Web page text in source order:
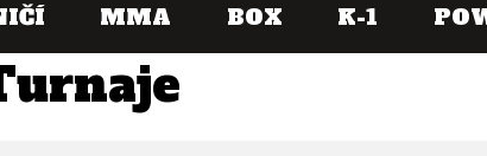
MMA BOX K-1